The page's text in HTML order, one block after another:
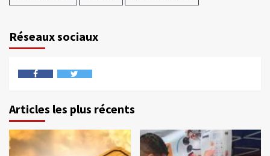
Réseaux sociaux
Articles les plus récents